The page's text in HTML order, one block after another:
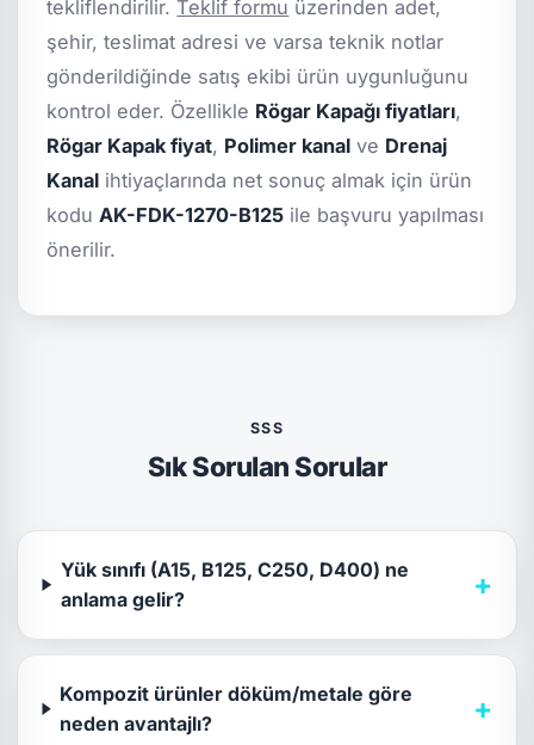
tekliflendirilir.Teklif formu üzerinden adet,
şehir, teslimat adresi ve varsa teknik notlar
gönderildiğinde satış ekibi ürün uygunluğunu
kontrol eder. Özellikle Rögar Kapağı fiyatları,
Rögar Kapak fiyat, Polimer kanal ve Drenaj
Kanal ihtiyaçlarında net sonuç almak için ürün
kodu AK-FDK-1270-B125 ile başvuru yapılması
önerilir.
SSS
Sık Sorulan Sorular
Yük sınıfı (A15, B125, C250, D400) ne
anlama gelir?
+
Kompozit ürünler döküm/metale göre
neden avantajlı?
+